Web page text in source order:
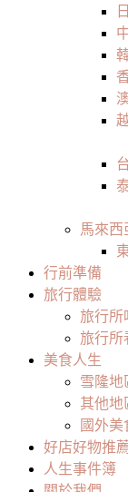
馬來西
行前準備
旅行體驗
旅行所
旅行所
美食人生
雪隆地
其他地
國外
好店好物推
人生事件簿